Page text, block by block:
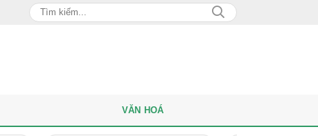
VĂN HOÁ